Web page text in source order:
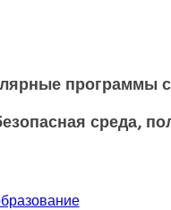
программы
среда,